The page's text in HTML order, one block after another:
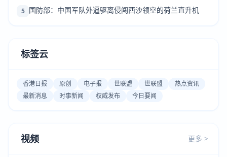
5 国防部：中国军队外逼驱离侵闯西沙领空的荷兰直升机
标签云
香港日报 原创 电子报 世联盟 世联盟
热点资讯
最新消息
时事新闻 权威发布 今日要闻
视频 更多 >